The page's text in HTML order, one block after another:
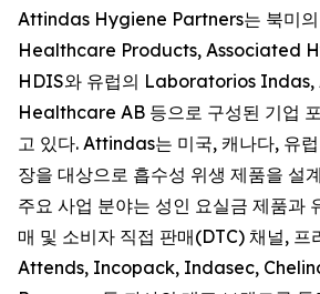
Attindas Hygiene Partners는 북미
Healthcare Products, Associated
HDIS와 유럽의 Laboratorios
Healthcare AB 등으로 구성된 기업
고 있다. Attindas는 미국, 캐나다, 유
장을 대상으로 흡수성 위생 제품을 설
주요 사업 분야는 성인 요실금 제품과
매 및 소비자 직접 판매(DTC) 채널, 프
Attends, Incopack, Indasec,